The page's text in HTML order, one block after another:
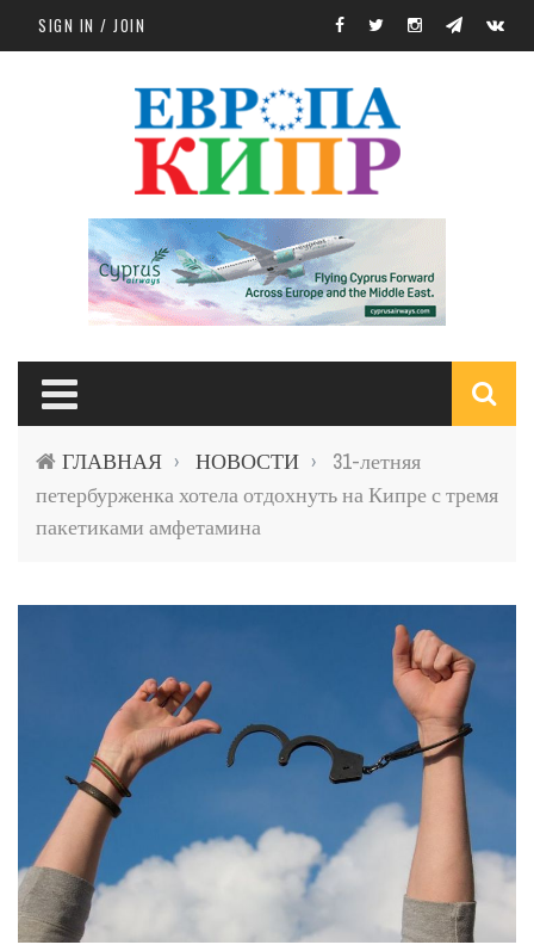
Skip to main content
SIGN IN / JOIN
ГЛАВНАЯ › НОВОСТИ ›
31-летняя
петербурженка хотела отдохнуть на Кипре с тремя
пакетиками амфетамина